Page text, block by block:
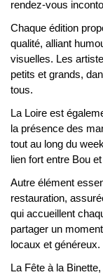
rendez-vous
Chaque édition
qualité, alliant
visuelles. Les
petits et grands,
tous.
La Loire est
la présence des
tout au long du
lien fort entre Bou
Autre élément
restauration,
qui accueillent
partager un
locaux et généreux.
La Fête à la